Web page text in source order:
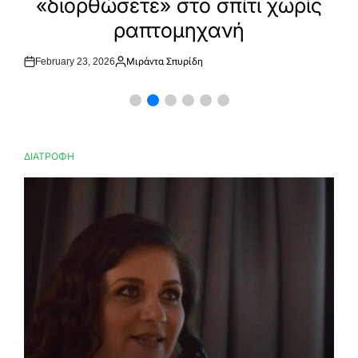
φορούν ήδη την τάση που θα
κάνει θραύση την άνοιξη
Post
February 3, 2026
By:
Μιράντα Σπυρίδη
ΔΙΑΤΡΟΦΗ